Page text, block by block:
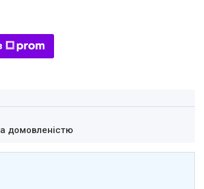
домовленістю